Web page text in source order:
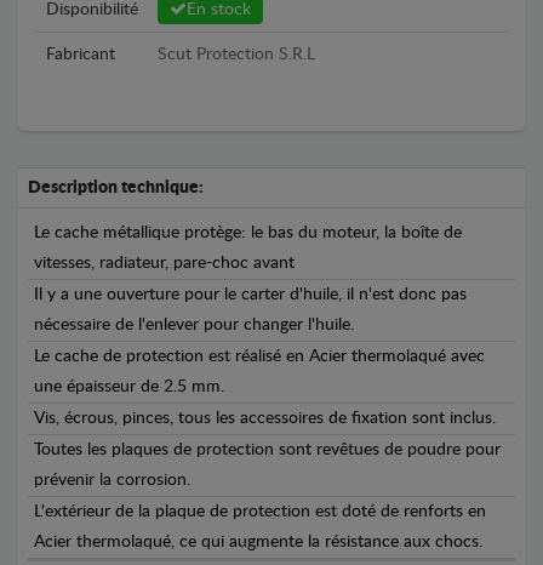
Disponibilité En stock
Fabricant Scut Protection S.R.L
Description technique:
Le cache métallique protège: le bas du moteur, la boîte de
vitesses, radiateur, pare-choc avant
Il y a une ouverture pour le carter d'huile, il n'est donc pas
nécessaire de l'enlever pour changer l'huile.
Le cache de protection est réalisé en Acier thermolaqué avec
une épaisseur de 2.5 mm.
Vis, écrous, pinces, tous les accessoires de fixation sont inclus.
Toutes les plaques de protection sont revêtues de poudre pour
prévenir la corrosion.
L'extérieur de la plaque de protection est doté de renforts en
Acier thermolaqué, ce qui augmente la résistance aux chocs.